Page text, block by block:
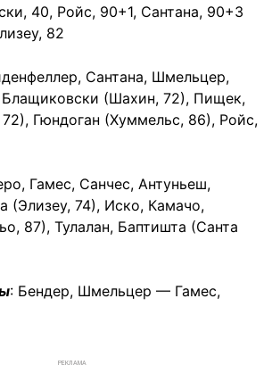
40, Ройс, 90+1, Сантана, 90+3
82
Сантана, Шмельцер,
Блащиковски (Шахин, 72), Пищек,
Гюндоган (Хуммельс, 86), Ройс,
Гамес, Санчес, Антуньеш,
(Элизеу, 74), Иско, Камачо,
87), Тулалан, Баптишта (Санта
: Бендер, Шмельцер — Гамес,
РЕКЛАМА